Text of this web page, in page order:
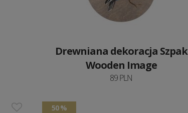
Drewniana dekoracja Szpak
Wooden Image
89 PLN
50 %